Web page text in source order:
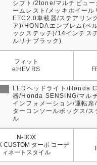
シフト/2tone/マルチビュー
ームレスト/メッキホイー
ETC2.0車載器/ステアリン
ア)/HONDAエンブレム(ベ
ックステッチ)/14インチス
ルリナブラック)
フィット
e:HEV RS
LEDヘッドライト/Honda
器/Honda SENSING/マル
インフォメーション/運転
ターコンソールボックス/
ル
N-BOX
CUSTOM ターボ コーデ
ィネートスタイル